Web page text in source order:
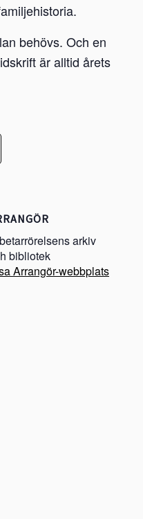
behövs. Och en
är alltid årets
arkiv
bibliotek
Arrangör-webbplats